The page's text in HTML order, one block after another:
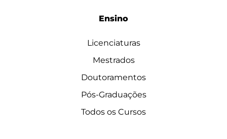
Ensino
Licenciaturas
Mestrados
Doutoramentos
Pós-Graduações
Todos os Cursos